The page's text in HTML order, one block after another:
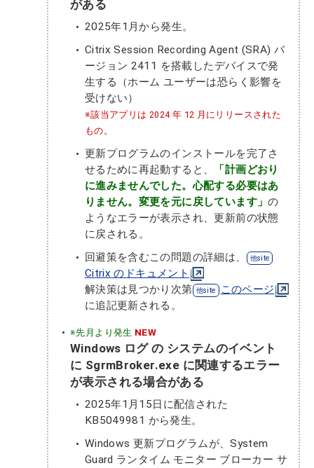
がある
2025年1月から発生。
Citrix Session Recording Agent (SRA) バ
ージョン 2411 を搭載したデバイスで発
生する（ホーム ユーザーは恐らく影響を
受けない）
※該当アプリは 2024 年 12 月にリリースされた
もの。
更新プログラムのインストールを完了さ
せるために再起動すると、
「計画どおり
に進みませんでした。心配する必要はあ
りません。変更を元に戻しています」の
ようなエラーが表示され、更新前の状態
に戻される。
回避策を含むこの問題の詳細は、
Citrix のドキュメント
解決策は見つかり次第
このページ
に追記更新される。
※先月より発生 NEW
Windows ログ の システムのイベント
に SgrmBroker.exe に関連するエラー
が表示される場合がある
2025年1月15日に配信された
KB5049981 から発生。
Windows 更新プログラムが、System
Guard ランタイム モニター ブローカー サ